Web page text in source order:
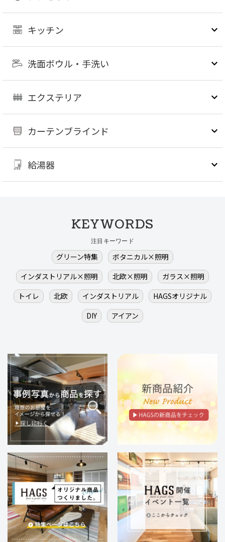
キッチン
洗面ボウル・手洗い
エクステリア
カーテンブラインド
給湯器
KEYWORDS
注目キーワード
グリーン特集
ボタニカル×照明
インダストリアル×照明
北欧×照明
ガラス×照明
トイレ
北欧 インダストリアル
HAGSオリジナル
DIY
アイアン